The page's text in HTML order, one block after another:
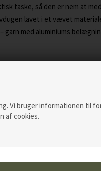
Vi bruger informationen til
af cookies.
taske, så den er nem at
lavet i et vævet
garn med aluminiums
af at dugen afspejler solens
på en varm dag. Pga kanterne
lign. for at undgå ridser mm.